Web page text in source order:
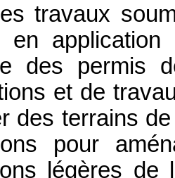
travaux
en
des permis
et de
des terrains
pour
légères